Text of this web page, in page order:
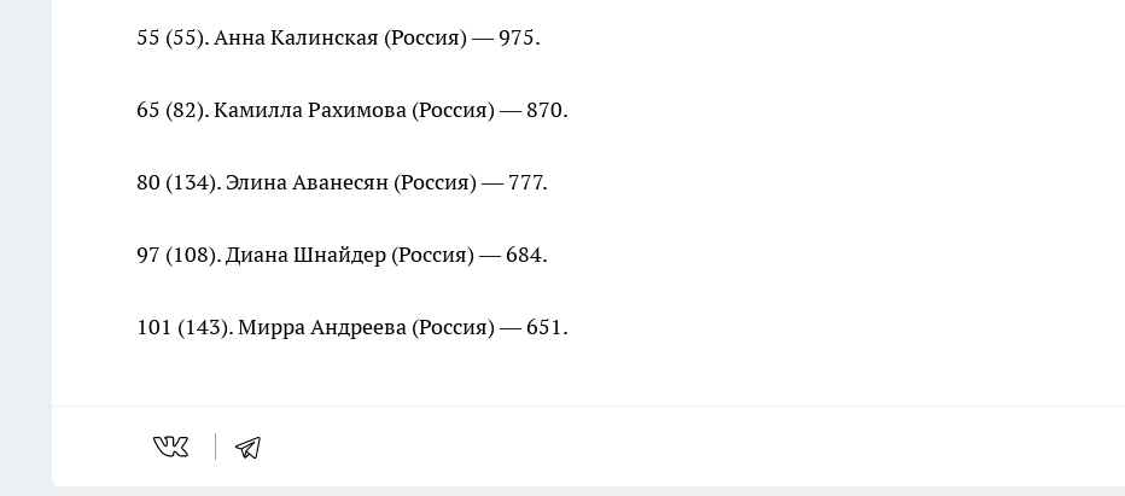
55 (55). Анна Калинская (Россия) — 975.
65 (82). Камилла Рахимова (Россия) — 870.
80 (134). Элина Аванесян (Россия) — 777.
97 (108). Диана Шнайдер (Россия) — 684.
101 (143). Мирра Андреева (Россия) — 651.